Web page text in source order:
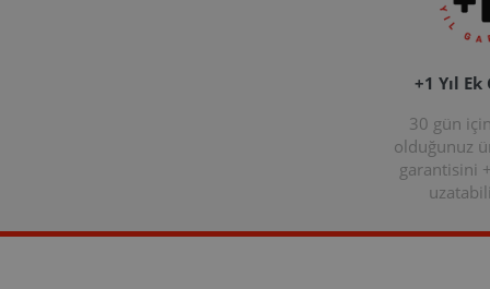
+1 Yıl
30 gün
olduğunuz
garantisini